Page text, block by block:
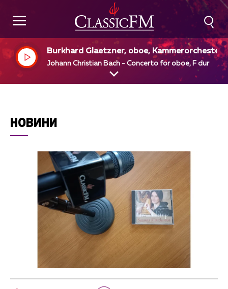
Burkhard Glaetzner, oboe, Kammerorchester,
erlin, Max Pommer, dir
Johann Christian Bach - Concerto for oboe, F dur
НОВИНИ